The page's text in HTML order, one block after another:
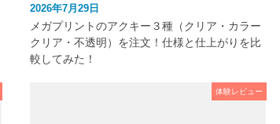
2026年7月29日
メガプリントのアクキー３種（クリア・カラー
クリア・不透明）を注文！仕様と仕上がりを比
較してみた！
体験レビュー